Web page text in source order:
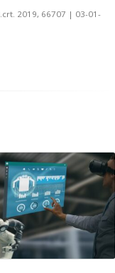
2019, 66707 | 03-01-